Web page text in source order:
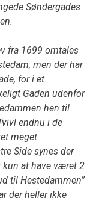
Søndergades
fra 1699 omtales
men der har
for i et
Gaden udenfor
hen til
endnu i de
meget
Side synes der
at have været 2
til Hestedammen”
der heller ikke